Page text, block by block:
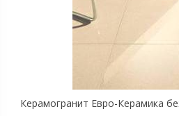
Керамогранит Евро-Керамика